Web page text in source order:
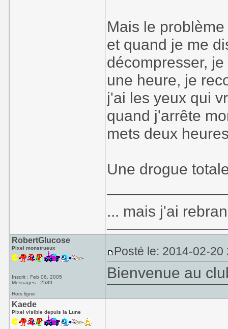
Mais le
et quand je me
décompresser,
une heure, je
j'ai les yeux qui
quand j'arrête
mets deux
Une drogue
... mais j'ai
RobertGlucose
Pixel monstrueux
Inscrit : Feb 06, 2005
Messages : 2589
Hors ligne
Posté le: 2014-02-20
Bienvenue au
Kaede
Pixel visible depuis la Lune